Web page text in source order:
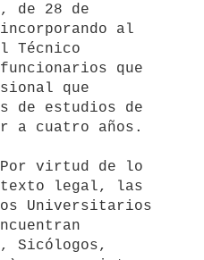
de 28 de
al
Técnico
que
que
de estudios de
a cuatro años.
texto legal, las
Universitarios
Sicólogos,